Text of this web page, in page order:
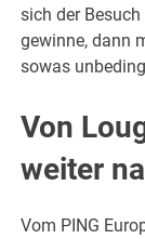
sich der
gewinne, dann
sowas
Von
weiter
Vom PING